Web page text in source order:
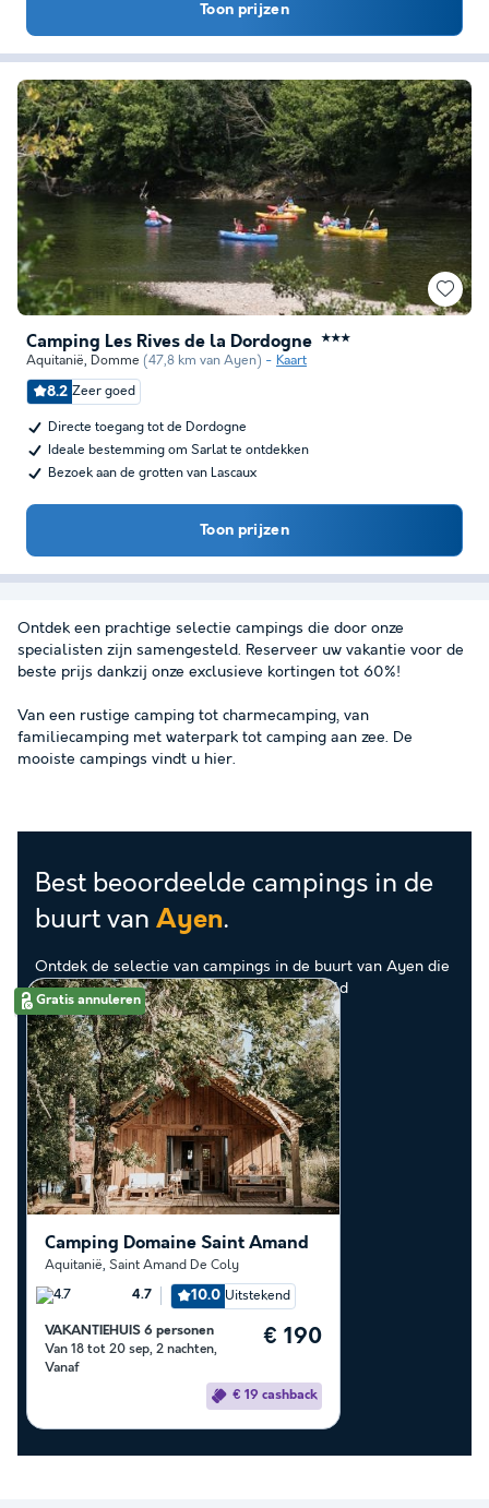
Toon prijzen
Camping Les Rives de la Dordogne ★★★
Aquitanië, Domme (47,8 km van Ayen) Kaart
8.2 Zeer goed
Directe toegang tot de Dordogne
Ideale bestemming om Sarlat te ontdekken
Bezoek aan de grotten van Lascaux
Toon prijzen
Ontdek een prachtige selectie campings die door onze
specialisten zijn samengesteld. Reserveer uw vakantie voor de
beste prijs dankzij onze exclusieve kortingen tot 60%!
Van een rustige camping tot charmecamping, van
familiecamping met waterpark tot camping aan zee. De
mooiste campings vindt u hier.
Best beoordeelde campings in de
buurt van Ayen.
Ontdek de selectie van campings in de buurt van Ayen die
door onze klanten als beste zijn beoordeeld
Gratis annuleren
Camping Domaine Saint Amand
Aquitanië, Saint Amand De Coly
4.7 10.0 Uitstekend
VAKANTIEHUIS 6 personen
Van 18 tot 20 sep, 2 nachten,
Vanaf
€ 190
€ 19 cashback